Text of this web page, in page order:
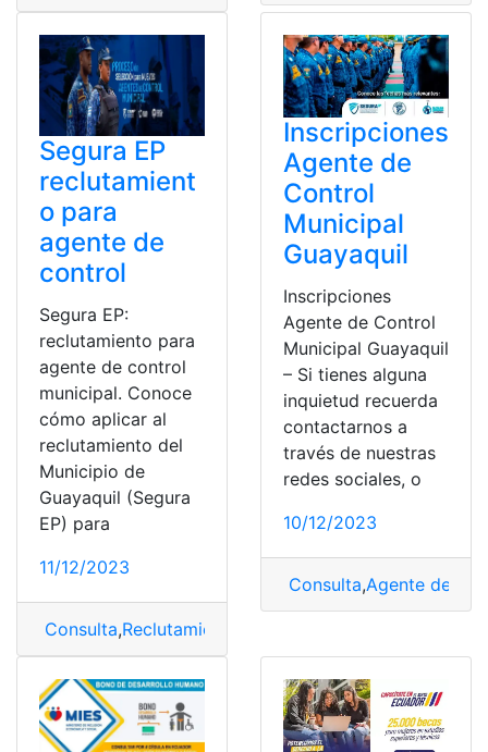
Segura EP
reclutamient
o para
agente de
control
Segura EP:
reclutamiento para
agente de control
municipal. Conoce
cómo aplicar al
reclutamiento del
Municipio de
Guayaquil (Segura
EP) para
11/12/2023
Consulta,Reclutamiento
Inscripciones
Agente de
Control
Municipal
Guayaquil
Inscripciones
Agente de Control
Municipal Guayaquil
– Si tienes alguna
inquietud recuerda
contactarnos a
través de nuestras
redes sociales, o
10/12/2023
Consulta,Agente de